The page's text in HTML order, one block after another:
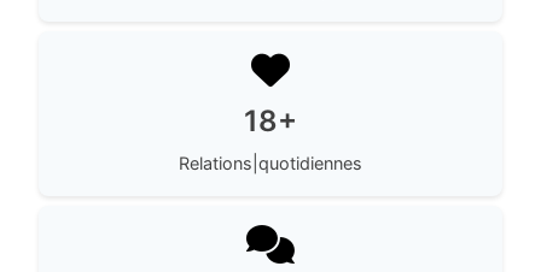
18+
Relations|quotidiennes